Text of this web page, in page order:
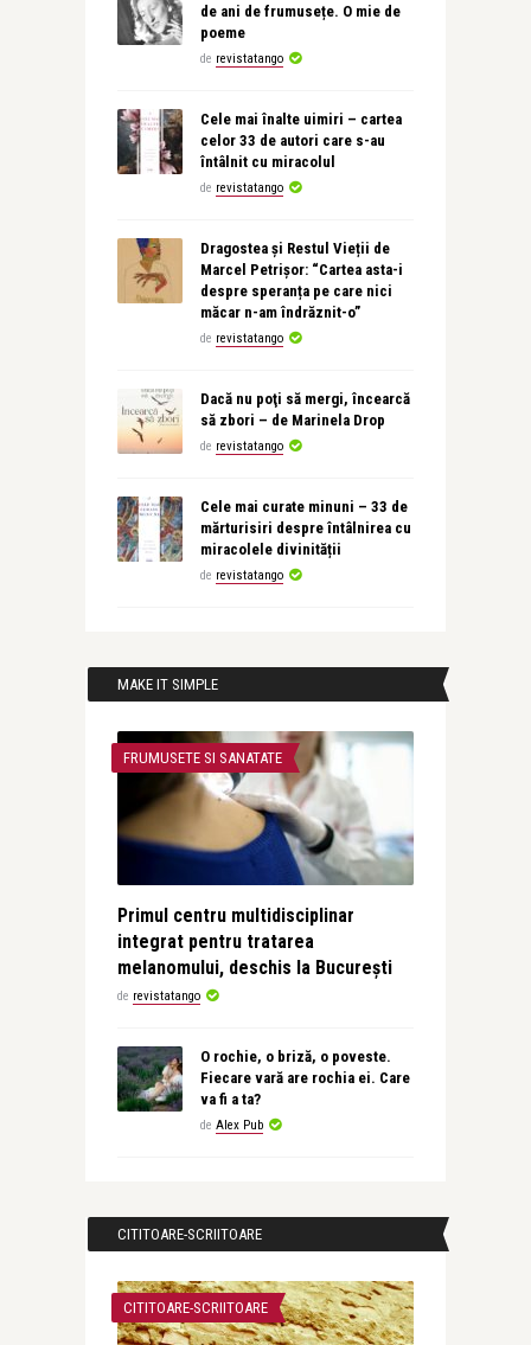
de ani de frumusețe. O mie de
poeme
de revistatango
Cele mai înalte uimiri – cartea
celor 33 de autori care s-au
întâlnit cu miracolul
de revistatango
Dragostea și Restul Vieții de
Marcel Petrișor: “Cartea asta-i
despre speranța pe care nici
măcar n-am îndrăznit-o”
de revistatango
Dacă nu poţi să mergi, încearcă
să zbori – de Marinela Drop
de revistatango
Cele mai curate minuni – 33 de
mărturisiri despre întâlnirea cu
miracolele divinității
de revistatango
MAKE IT SIMPLE
FRUMUSETE SI SANATATE
Primul centru multidisciplinar
integrat pentru tratarea
melanomului, deschis la București
de revistatango
O rochie, o briză, o poveste.
Fiecare vară are rochia ei. Care
va fi a ta?
de Alex Pub
CITITOARE-SCRIITOARE
CITITOARE-SCRIITOARE